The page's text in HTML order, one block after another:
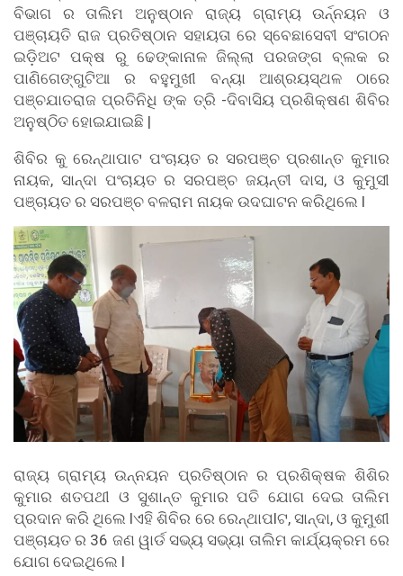
ବିଭାଗ ର ତାଲିମ ଅନୁଷ୍ଠାନ ରାଜ୍ୟ ଗ୍ରାମ୍ୟ ଉର୍ନ୍ନୟନ ଓ
ପଞ୍ଚାୟତି ରାଜ ପ୍ରତିଷ୍ଠାନ ସହାୟତା ରେ ସ୍ବେଛାସେବୀ ସଂଗଠନ
ଇଡ଼ିଅଟ ପକ୍ଷ ରୁ ଢେଙ୍କାନାଳ ଜିଲ୍ଲା ପରଜଙ୍ଗ ବ୍ଲକ ର
ପାଣିଗେଙ୍ଗୁଟିଆ ର ବହୁମୁଖୀ ବନ୍ୟା ଆଶ୍ରୟସ୍ଥଳ ଠାରେ
ପଞ୍ଚଯାତରାଜ ପ୍ରତିନିଧି ଙ୍କ ତ୍ରି -ଦିବାସିୟ ପ୍ରଶିକ୍ଷଣ ଶିବିର
ଅନୁଷ୍ଠିତ ହୋଇଯାଇଛି |
ଶିବିର କୁ ରେନ୍ଥାପାଟ ପଂଚାୟତ ର ସରପଞ୍ଚ ପ୍ରଶାନ୍ତ କୁମାର
ନାୟକ, ସାନ୍ଦା ପଂଚାୟତ ର ସରପଞ୍ଚ ଜୟନ୍ତୀ ଦାସ, ଓ କୁମୁସୀ
ପଞ୍ଚାୟତ ର ସରପଞ୍ଚ ବଳରାମ ନାୟକ ଉଦଘାଟନ କରିଥିଲେ l
ରାଜ୍ୟ ଗ୍ରାମ୍ୟ ଉନ୍ନୟନ ପ୍ରତିଷ୍ଠାନ ର ପ୍ରଶିକ୍ଷକ ଶିଶିର
କୁମାର ଶତପଥୀ ଓ ସୁଶାନ୍ତ କୁମାର ପତି ଯୋଗ ଦେଇ ତାଲିମ
ପ୍ରଦାନ କରି ଥିଲେ lଏହି ଶିବିର ରେ ରେନ୍ଥାପlଟ, ସାନ୍ଦା, ଓ କୁମୁଶୀ
ପଞ୍ଚାୟତ ର 36 ଜଣ ୱାର୍ଡ ସଭ୍ୟ ସଭ୍ୟା ତାଲିମ କାର୍ଯ୍ୟକ୍ରମ ରେ
ଯୋଗ ଦେଇଥିଲେ l